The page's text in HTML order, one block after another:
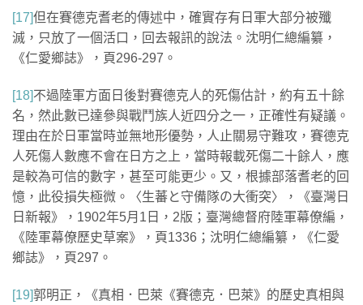
[17]但在賽德克耆老的傳述中，確實存有日軍大部分被殲
滅，只放了一個活口，回去報訊的說法。沈明仁總編纂，
《仁愛鄉誌》，頁296-297。
[18]不過陸軍方面日後對賽德克人的死傷估計，約有五十餘
名，然此數已達參與戰鬥族人近四分之一，正確性有疑議。
理由在於日軍當時並無地形優勢，人止關易守難攻，賽德克
人死傷人數應不會在日方之上，當時報載死傷二十餘人，應
是較為可信的數字，甚至可能更少。又，根據部落耆老的回
憶，此役損失極微。〈生蕃と守備隊の大衝突〉，《臺灣日
日新報》，1902年5月1日，2版；臺灣總督府陸軍幕僚編，
《陸軍幕僚歷史草案》，頁1336；沈明仁總編纂，《仁愛
鄉誌》，頁297。
[19]郭明正，《真相．巴萊《賽德克．巴萊》的歷史真相與